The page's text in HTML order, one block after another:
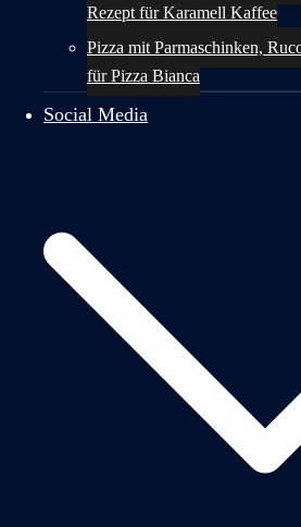
Rezept für Karamell Kaffee
Pizza mit Parmaschinken,
für Pizza Bianca
Social Media